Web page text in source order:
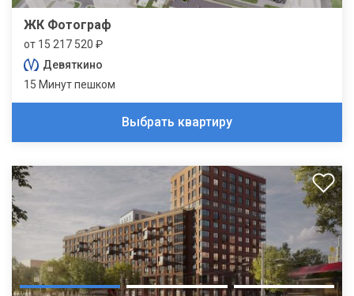
ЖК Фотограф
от 15 217 520 ₽
Девяткино
15 Минут пешком
Выбрать квартиру